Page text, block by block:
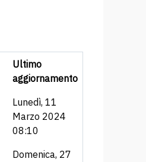
Ultimo
aggiornamento
Lunedì, 11
Marzo 2024
08:10
Domenica, 27